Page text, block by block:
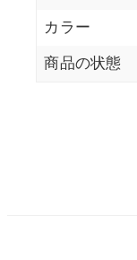
カラー
商品の状態